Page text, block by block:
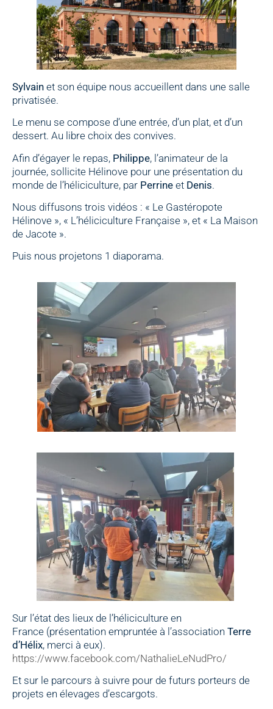
Sylvain et son équipe nous accueillent dans une salle
privatisée.
Le menu se compose d’une entrée, d’un plat, et d’un
dessert. Au libre choix des convives.
Afin d’égayer le repas, Philippe, l’animateur de la
journée, sollicite Hélinove pour une présentation du
monde de l’héliciculture, par Perrine et Denis.
Nous diffusons trois vidéos : « Le Gastéropote
Hélinove », « L’héliciculture Française », et « La Maison
de Jacote ».
Puis nous projetons 1 diaporama.
Sur l’état des lieux de l’héliciculture en
France (présentation empruntée à l’association Terre
d’Hélix, merci à eux).
https://www.facebook.com/NathalieLeNudPro/
Et sur le parcours à suivre pour de futurs porteurs de
projets en élevages d’escargots.